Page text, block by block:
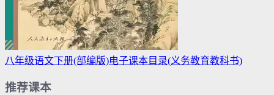
八年级语文下册(部编版)电子课本目录(义务教育教科书)
推荐课本